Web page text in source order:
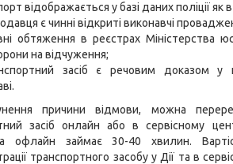
відображається у базі даних поліції як
є чинні відкриті виконавчі
обтяження в реєстрах Міністерства
на відчуження;
засіб є речовим доказом у
причини відмови, можна
засіб онлайн або в сервісному
офлайн займає 30-40 хвилин.
транспортного засобу у Дії та в